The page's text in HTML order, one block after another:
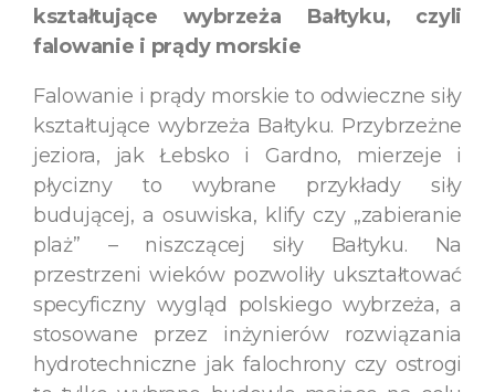
kształtujące wybrzeża Bałtyku, czyli
falowanie i prądy morskie
Falowanie i prądy morskie to odwieczne siły
kształtujące wybrzeża Bałtyku. Przybrzeżne
jeziora, jak Łebsko i Gardno, mierzeje i
płycizny to wybrane przykłady siły
budującej, a osuwiska, klify czy „zabieranie
plaż” – niszczącej siły Bałtyku. Na
przestrzeni wieków pozwoliły ukształtować
specyficzny wygląd polskiego wybrzeża, a
stosowane przez inżynierów rozwiązania
hydrotechniczne jak falochrony czy ostrogi